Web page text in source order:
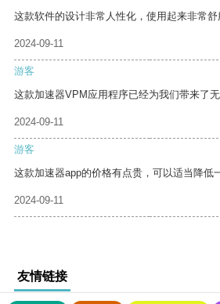
这款软件的设计非常人性化，使用起来非常舒
2024-09-11
游客
这款加速器VPM应用程序已经为我们带来了无
2024-09-11
游客
这款加速器app的价格有点贵，可以适当降低
2024-09-11
友情链接